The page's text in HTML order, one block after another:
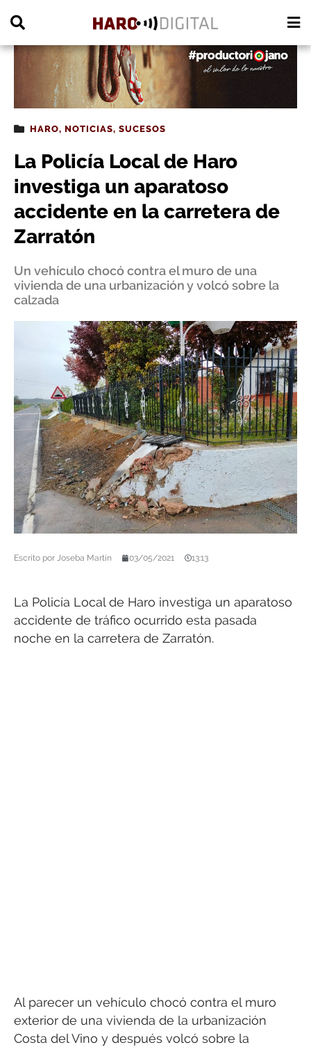
HARO, NOTICIAS, SUCESOS
La Policía Local de Haro
investiga un aparatoso
accidente en la carretera de
Zarratón
Un vehículo chocó contra el muro de una
vivienda de una urbanización y volcó sobre la
calzada
Escrito por Joseba Martín 03/05/2021 13:13
La Policía Local de Haro investiga un aparatoso
accidente de tráfico ocurrido esta pasada
noche en la carretera de Zarratón.
Al parecer un vehículo chocó contra el muro
exterior de una vivienda de la urbanización
Costa del Vino y después volcó sobre la